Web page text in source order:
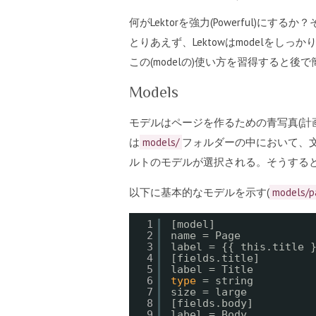
何がLektorを強力(Powerful)にするか
とりあえず、Lektowはmodelをしっか
この(modelの)使い方を習得すると後
Models
モデルはページを作るための青写真(
は models/ フォルダーの中において、
ルトのモデルが選択される。そうする
以下に基本的なモデルを示す( models/
1
2
3
4
5
6
7
8
[model]
name = Page
label = {{ this.title
[fields.title]
label = Title
type = string
size = large
[fields.body]